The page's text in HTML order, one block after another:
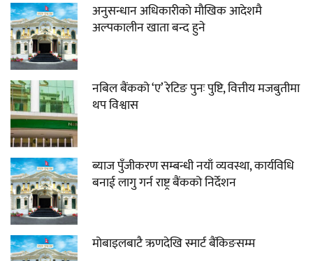
अनुसन्धान अधिकारीकाे माैखिक आदेशमै
अल्पकालीन खाता बन्द हुने
नबिल बैंकको ‘ए’ रेटिङ पुनः पुष्टि, वित्तीय मजबुतीमा
थप विश्वास
ब्याज पुँजीकरण सम्बन्धी नयाँ व्यवस्था, कार्यविधि
बनाई लागु गर्न राष्ट्र बैंकको निर्देशन
मोबाइलबाटै ऋणदेखि स्मार्ट बैंकिङसम्म